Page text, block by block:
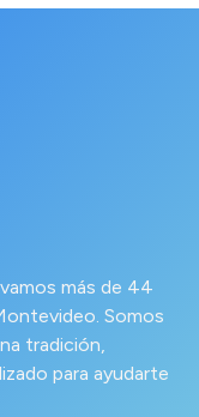
más de 44
Somos
tradición,
para ayudarte